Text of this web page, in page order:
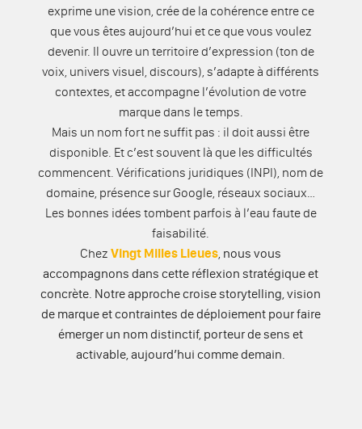
exprime une vision, crée de la cohérence entre ce
que vous êtes aujourd’hui et ce que vous voulez
devenir. Il ouvre un territoire d’expression (ton de
voix, univers visuel, discours), s’adapte à différents
contextes, et accompagne l’évolution de votre
marque dans le temps.
Mais un nom fort ne suffit pas : il doit aussi être
disponible. Et c’est souvent là que les difficultés
commencent. Vérifications juridiques (INPI), nom de
domaine, présence sur Google, réseaux sociaux…
Les bonnes idées tombent parfois à l’eau faute de
faisabilité.
ChezVingt Milles Lieues nous vous
accompagnons dans cette réflexion stratégique et
concrète. Notre approche croise storytelling, vision
de marque et contraintes de déploiement pour faire
émerger un nom distinctif, porteur de sens et
activable, aujourd’hui comme demain.